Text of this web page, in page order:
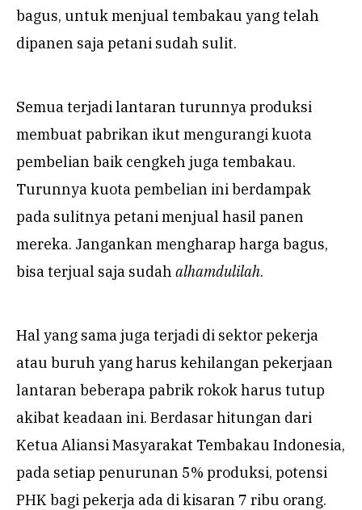
bagus, untuk menjual tembakau yang telah
dipanen saja petani sudah sulit.
Semua terjadi lantaran turunnya produksi
membuat pabrikan ikut mengurangi kuota
pembelian baik cengkeh juga tembakau.
Turunnya kuota pembelian ini berdampak
pada sulitnya petani menjual hasil panen
mereka. Jangankan mengharap harga bagus,
bisa terjual saja sudah alhamdulilah.
Hal yang sama juga terjadi di sektor pekerja
atau buruh yang harus kehilangan pekerjaan
lantaran beberapa pabrik rokok harus tutup
akibat keadaan ini. Berdasar hitungan dari
Ketua Aliansi Masyarakat Tembakau Indonesia,
pada setiap penurunan 5% produksi, potensi
PHK bagi pekerja ada di kisaran 7 ribu orang.